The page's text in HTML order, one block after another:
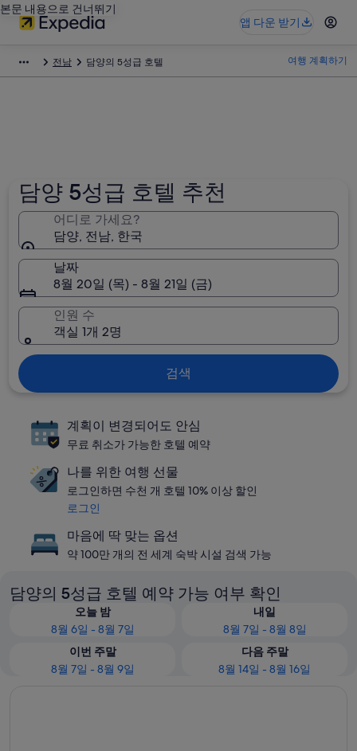
본문 내용으로 건너뛰기
앱 다운 받기
전남 담양의 5성급 호텔 여행 계획하기
담양 5성급 호텔 추천
어디로 가세요?
담양, 전남, 한국
날짜
8월 20일 (목) - 8월 21일 (금)
인원 수
객실 1개 2명
검색
계획이 변경되어도 안심
무료 취소가 가능한 호텔 예약
나를 위한 여행 선물
로그인하면 수천 개 호텔 10% 이상 할인
로그인
마음에 딱 맞는 옵션
약 100만 개의 전 세계 숙박 시설 검색 가능
담양의 5성급 호텔 예약 가능 여부 확인
오늘 밤
8월 6일 - 8월 7일
내일
8월 7일 - 8월 8일
이번 주말
8월 7일 - 8월 9일
다음 주말
8월 14일 - 8월 16일